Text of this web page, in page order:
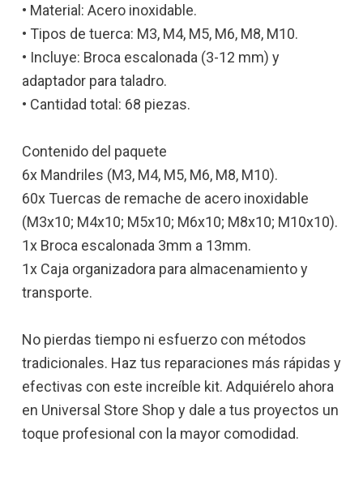
• Material: Acero inoxidable.
• Tipos de tuerca: M3, M4, M5, M6, M8, M10.
• Incluye: Broca escalonada (3-12 mm) y
adaptador para taladro.
• Cantidad total: 68 piezas.
Contenido del paquete
6x Mandriles (M3, M4, M5, M6, M8, M10).
60x Tuercas de remache de acero inoxidable
(M3x10; M4x10; M5x10; M6x10; M8x10; M10x10).
1x Broca escalonada 3mm a 13mm.
1x Caja organizadora para almacenamiento y
transporte.
No pierdas tiempo ni esfuerzo con métodos
tradicionales. Haz tus reparaciones más rápidas y
efectivas con este increíble kit. Adquiérelo ahora
en Universal Store Shop y dale a tus proyectos un
toque profesional con la mayor comodidad.